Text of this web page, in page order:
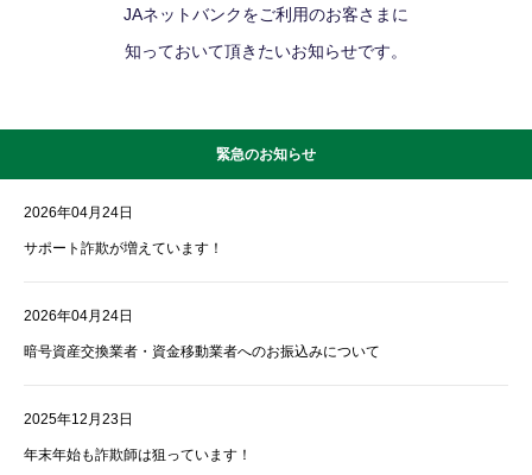
JAネットバンクをご利用のお客さまに
知っておいて頂きたいお知らせです。
緊急のお知らせ
2026年04月24日
サポート詐欺が増えています！
2026年04月24日
暗号資産交換業者・資金移動業者へのお振込みについて
2025年12月23日
年末年始も詐欺師は狙っています！